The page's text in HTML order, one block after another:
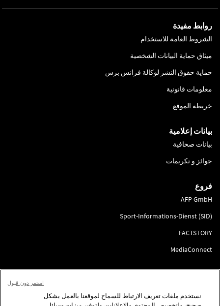
روابط مفيدة
الشروط العامة للاستخدام
ميثاق حماية البيانات الشخصية
حماية حقوق النشر لوكالة فرانس برس
معلومات قانونية
خريطة الموقع
بيانات إعلامية
بيانات صحافية
جوائز و تكريمات
فروع
AFP GmbH
Sport-Informations-Dienst (SID)
FACTSTORY
MediaConnect
نستخدم ملفات تعريف الارتباط للسماح لموقعنا بالعمل بشكل
استمر دون قبول